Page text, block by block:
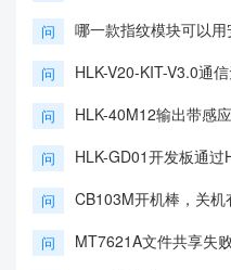
问 哪一款指纹模块可以用
问 HLK-V20-KIT-V3.0通
问 HLK-40M12输出带感应
问 HLK-GD01开发板通
问 CB103M开机棒，关机
问 MT7621A文件共享失败